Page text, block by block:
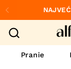
Preskočiť na obsah
Predchádzajúce
Pranie